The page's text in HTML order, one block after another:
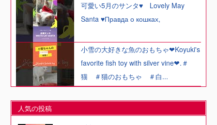
可愛い5月のサンタ♥ Lovely May
Santa ♥Правда о кошках,
小雪の大好きな魚のおもちゃ❤Koyuki's
favorite fish toy with silver vine❤.＃
猫 ＃猫のおもちゃ ＃白...
人気の投稿